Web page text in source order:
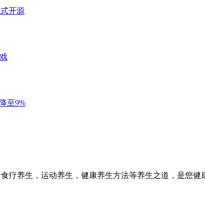
养生，运动养生，健康养生方法等养生之道，是您健